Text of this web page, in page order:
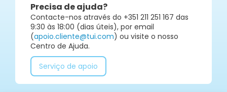
Precisa de ajuda?
Contacte-nos através do +351 211 251 167 das
9:30 às 18:00 (dias úteis), por email
(apoio.cliente@tui.com) ou visite o nosso
Centro de Ajuda.
Serviço de apoio